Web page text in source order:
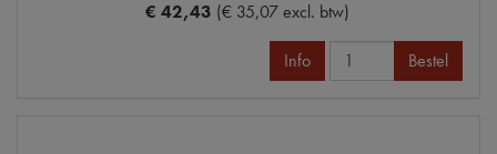
€ 42,43 (€ 35,07 excl. btw)
Info Bestel